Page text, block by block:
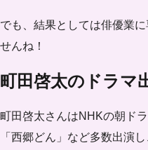
でも、結果としては俳優業
せんね！
町田啓太のドラマ
町田啓太さんはNHKの朝ド
「西郷どん」など多数出演